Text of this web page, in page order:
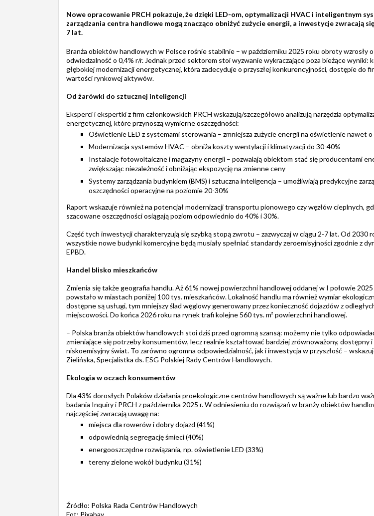
Nowe opracowanie PRCH pokazuje, że dzięki LED-om, optymalizacji HVAC i inteligentnym
zarządzania centra handlowe mogą znacząco obniżyć zużycie energii, a inwestycje zwracają
7 lat.
Branża obiektów handlowych w Polsce rośnie stabilnie – w październiku 2025 roku obroty wzrosły o
odwiedzalność o 0,4% r/r. Jednak przed sektorem stoi wyzwanie wykraczające poza bieżące wyniki:
głębokiej modernizacji energetycznej, która zadecyduje o przyszłej konkurencyjności, dostępie do
wartości rynkowej aktywów.
Od żarówki do sztucznej inteligencji
Eksperci i ekspertki z firm członkowskich PRCH wskazują/szczegółowo analizują narzędzia
energetycznej, które przynoszą wymierne oszczędności:
Oświetlenie LED z systemami sterowania – zmniejsza zużycie energii na oświetlenie nawet o
Modernizacja systemów HVAC – obniża koszty wentylacji i klimatyzacji do 30-40%
Instalacje fotowoltaiczne i magazyny energii – pozwalają obiektom stać się producentami
zwiększając niezależność i obniżając ekspozycję na zmienne ceny
Systemy zarządzania budynkiem (BMS) i sztuczna inteligencja – umożliwiają predykcyjne
oszczędności operacyjne na poziomie 20-30%
Raport wskazuje również na potencjał modernizacji transportu pionowego czy węzłów cieplnych,
szacowane oszczędności osiągają poziom odpowiednio do 40% i 30%.
Część tych inwestycji charakteryzują się szybką stopą zwrotu – zazwyczaj w ciągu 2-7 lat. Od 2030
wszystkie nowe budynki komercyjne będą musiały spełniać standardy zeroemisyjności zgodnie z
EPBD.
Handel blisko mieszkańców
Zmienia się także geografia handlu. Aż 61% nowej powierzchni handlowej oddanej w I połowie
powstało w miastach poniżej 100 tys. mieszkańców. Lokalność handlu ma również wymiar
dostępne są usługi, tym mniejszy ślad węglowy generowany przez konieczność dojazdów z
miejscowości. Do końca 2026 roku na rynek trafi kolejne 560 tys. m² powierzchni handlowej.
– Polska branża obiektów handlowych stoi dziś przed ogromną szansą: możemy nie tylko
zmieniające się potrzeby konsumentów, lecz realnie kształtować bardziej zrównoważony, dostępny i
niskoemisyjny świat. To zarówno ogromna odpowiedzialność, jak i inwestycja w przyszłość –
Zielińska, Specjalistka ds. ESG Polskiej Rady Centrów Handlowych.
Ekologia w oczach konsumentów
Dla 43% dorosłych Polaków działania proekologiczne centrów handlowych są ważne lub bardzo
badania Inquiry i PRCH z października 2025 r. W odniesieniu do rozwiązań w branży obiektów
najczęściej zwracają uwagę na:
miejsca dla rowerów i dobry dojazd (41%)
odpowiednią segregację śmieci (40%)
energooszczędne rozwiązania, np. oświetlenie LED (33%)
tereny zielone wokół budynku (31%)
Źródło: Polska Rada Centrów Handlowych
Fot: Pixabay